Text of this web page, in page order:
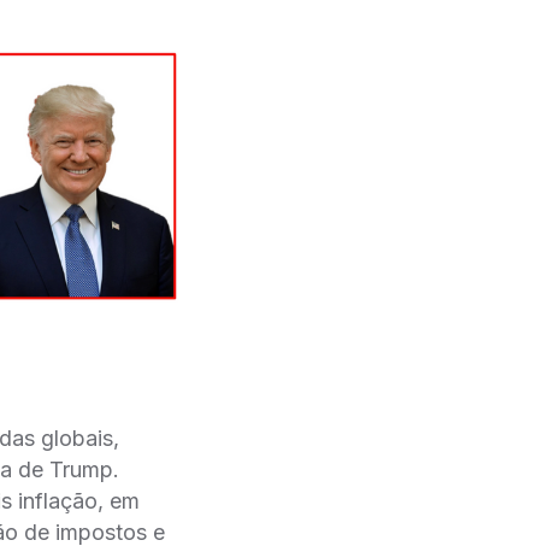
globais,
de Trump.
inflação, em
de impostos e